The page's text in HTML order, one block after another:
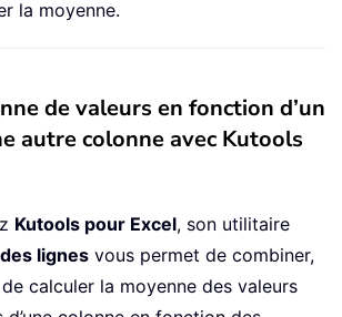
la moyenne.
de valeurs en fonction d’un
autre colonne avec Kutools
Kutools pour Excel, son utilitaire
lignes vous permet de combiner,
calculer la moyenne des valeurs